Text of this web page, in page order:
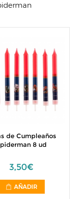
de Cumpleaños
8 ud
3,50€
AÑADIR